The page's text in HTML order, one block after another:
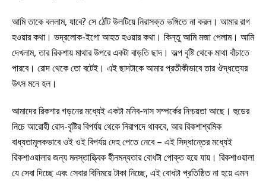
আমি তাকে বললাম, যাবে? সে ঠোঁট উলটিয়ে নিরাসক্ত ভঙ্গিতে না করল। আমার রাগ
হওয়ার কথা। ভদ্রলোক-ইগো আহত হওয়ার কথা। কিন্তু আমি মজা পেলাম। আমি
দেখলাম, তার রিকশায় মাথার উপরে একটা বাড়তি ছাদ। অল্প বৃষ্টি থেকে মাথা বাঁচাতে
পারবে। রোদ থেকে তো বটেই। এই ছাদটাকে আমার প্রতীকীভাবে তার ঔদ্ধত্যের
উৎস মনে হল।
আমাদের রিকশার গড়নের মধ্যেই একটা মনিব-দাস সম্পর্কের নিশ্চয়তা আছে। হুডের
নিচে আরোহী রোদ-বৃষ্টির বিপর্যয় থেকে নিরাপদে থাকবে, আর রিকশাশ্রমিক
বাধ্যতামূলকভাবে ওই ওই বিপর্যয় দেহ পেতে নেবে – এই সিদ্ধান্তের মধ্যেই
রিকশাওয়ালার জন্য মনস্তাত্ত্বিক হীনমন্যতার বোধটা পোক্ত হয়ে যায়। রিকশাওয়ালা
যে সেবা দিচ্ছে এবং সেবার বিনিময়ে টাকা নিচ্ছে, এই বোধটা প্রতিষ্ঠিত না হয়ে এমন